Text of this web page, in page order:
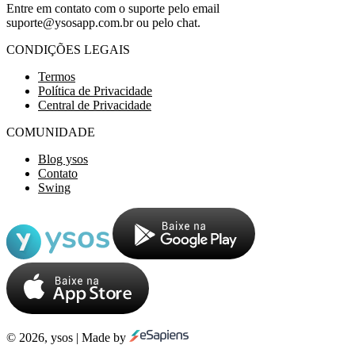
Entre em contato com o suporte pelo email
suporte@ysosapp.com.brou pelo chat.
CONDIÇÕES LEGAIS
Termos
Política de Privacidade
Central de Privacidade
COMUNIDADE
Blog ysos
Contato
Swing
© 2026, ysos | Made by